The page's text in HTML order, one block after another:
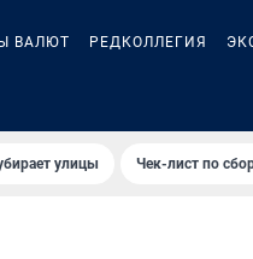
ВАЛЮТ РЕДКОЛЛЕГИЯ
улицы Чек-лист по